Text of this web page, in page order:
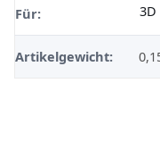
Für:
Artikelgewicht: